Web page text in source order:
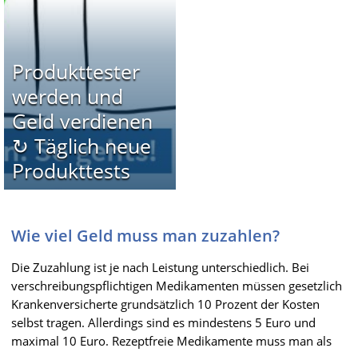
Produkttester
werden und
Geld verdienen
↻ Täglich neue
Produkttests
Wie viel Geld muss man zuzahlen?
Die Zuzahlung ist je nach Leistung unterschiedlich. Bei
verschreibungspflichtigen Medikamenten müssen gesetzlich
Krankenversicherte grundsätzlich 10 Prozent der Kosten
selbst tragen. Allerdings sind es mindestens 5 Euro und
maximal 10 Euro. Rezeptfreie Medikamente muss man als